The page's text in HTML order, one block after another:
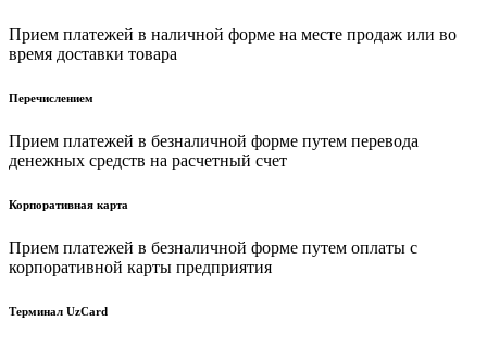
Прием платежей в наличной форме на месте продаж или во
время доставки товара
Перечислением
Прием платежей в безналичной форме путем перевода
денежных средств на расчетный счет
Корпоративная карта
Прием платежей в безналичной форме путем оплаты с
корпоративной карты предприятия
Терминал UzCard